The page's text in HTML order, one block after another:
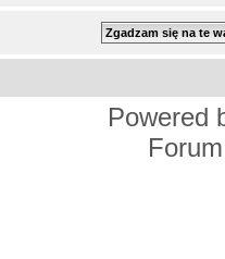
Powered